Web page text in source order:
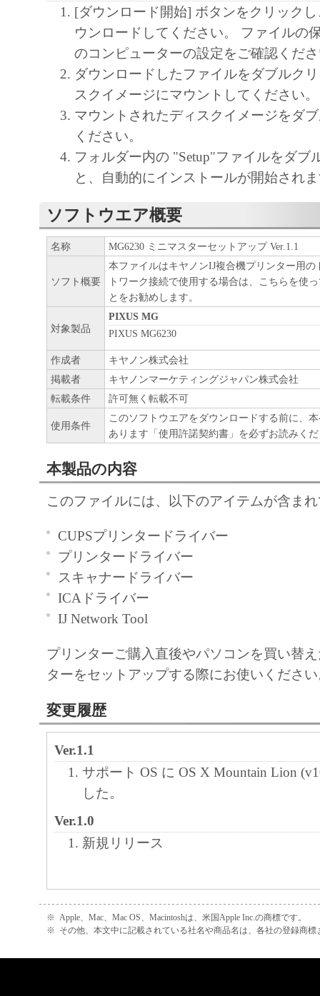
[ダウンロード開始] ボタンをクリック
ウンロードしてください。 ファイルの
のコンピューターの設定をご確認くだ
ダウンロードしたファイルをダブルク
スクイメージにマウントしてください。
マウントされたディスクイメージをダ
ください。
フォルダー内の "Setup"ファイルをダブ
と、自動的にインストールが開始され
ソフトウエア概要
名称 MG6230 ミニマスターセットアップ Ver.1.1
ソフト概要
本ファイルはキヤノンIJ複合機プリンター用
トワーク接続で使用する場合は、こちらを使
とをお勧めします。
対象製品
PIXUS MG
PIXUS MG6230
作成者
キヤノン株式会社
掲載者
キヤノンマーケティングジャパン株式会社
転載条件
許可無く転載不可
使用条件
このソフトウエアをダウンロードする前に、
あります「使用許諾契約書」を必ずお読みく
本製品の内容
このファイルには、以下のアイテムが含ま
CUPSプリンタードライバー
プリンタードライバー
スキャナードライバー
ICAドライバー
IJ Network Tool
プリンターご購入直後やパソコンを買い替
ターをセットアップする際にお使いくださ
変更履歴
Ver.1.1
サポート OS に OS X Mountain Lion
した。
Ver.1.0
新規リリース
※ Apple、Mac、Mac OS、Macintoshは、米国Apple Inc.の商標です。
※ その他、本文中に記載されている社名や商品名は、各社の登録商標